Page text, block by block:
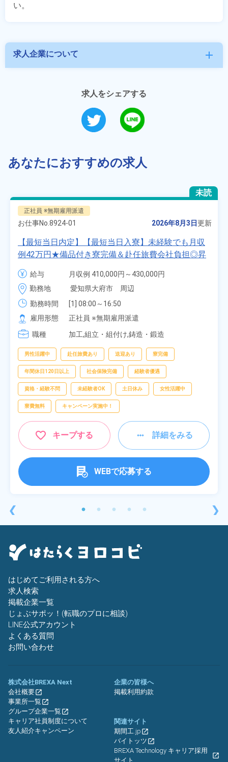
求人企業について add
求人をシェアする
あなたにおすすめの求人
❮
未読
正社員 ※無期雇用派遣
お仕事No. 8924-01 2026年8月3日更新
【最短当日内定】【最短当日入寮】未経験でも月収
例42万円★備品付き寮完備＆赴任旅費会社負担◎昇
給・業績賞与あり！組立や塗装など自動車製造の各
種作業！《愛知県大府市》
給与
月収例 410,000円～430,000円
月給 277,000円～277,000円
勤務地
愛知県大府市　周辺
勤務時間
[1] 08:00～16:50
[2] 06:25～15:10
[3] 17:05～01:50
雇用形態
正社員 ※無期雇用派遣
職種
加工,組立・組付け,鋳造・鍛造
男性活躍中 赴任旅費あり 送迎あり 寮完備
年間休日120日以上 社会保険完備 経験者優遇
資格・経験不問 未経験者OK 土日休み 女性活躍中
寮費無料 キャンペーン実施中！
キープする 詳細をみる
WEBで応募する
❯
はじめてご利用される方へ
求人検索
掲載企業一覧
じょぶサポッ！(転職のプロに相談)
LINE公式アカウント
よくある質問
お問い合わせ
株式会社BREXA Next
会社概要
事業所一覧
グループ企業一覧
キャリア社員制度について
友人紹介キャンペーン
企業の皆様へ
掲載利用約款
関連サイト
期間工.jp
バイトッツ
BREXA Technology キャリア採用
サイト